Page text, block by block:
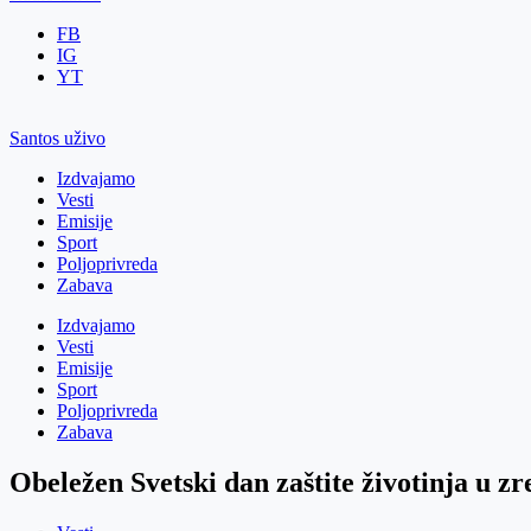
FB
IG
YT
Santos uživo
Izdvajamo
Vesti
Emisije
Sport
Poljoprivreda
Zabava
Izdvajamo
Vesti
Emisije
Sport
Poljoprivreda
Zabava
Obeležen Svetski dan zaštite životinja u